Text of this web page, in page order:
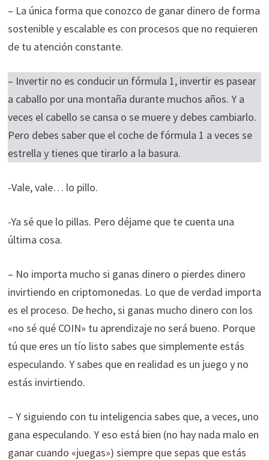
– La única forma que conozco de ganar dinero de forma
sostenible y escalable es con procesos que no requieren
de tu atención constante.
– Invertir no es conducir un fórmula 1, invertir es pasear
a caballo por una montaña durante muchos años. Y a
veces el cabello se cansa o se muere y debes cambiarlo.
Pero debes saber que el coche de fórmula 1 a veces se
estrella y tienes que tirarlo a la basura.
-Vale, vale… lo pillo.
-Ya sé que lo pillas. Pero déjame que te cuenta una
última cosa.
– No importa mucho si ganas dinero o pierdes dinero
invirtiendo en criptomonedas. Lo que de verdad importa
es el proceso. De hecho, si ganas mucho dinero con los
«no sé qué COIN» tu aprendizaje no será bueno. Porque
tú que eres un tío listo sabes que simplemente estás
especulando. Y sabes que en realidad es un juego y no
estás invirtiendo.
– Y siguiendo con tu inteligencia sabes que, a veces, uno
gana especulando. Y eso está bien (no hay nada malo en
ganar cuando «juegas») siempre que sepas que estás